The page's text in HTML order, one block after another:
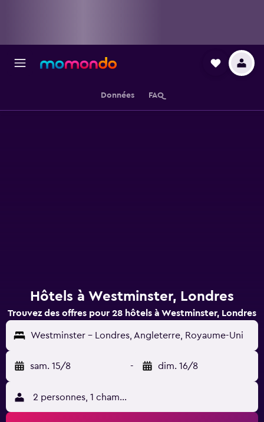
Données FAQ
Hôtels à Westminster, Londres
Trouvez des offres pour 28 hôtels à Westminster, Londres
Westminster - Londres, Angleterre, Royaume-Uni
sam. 15/8 - dim. 16/8
2 personnes, 1 chambre